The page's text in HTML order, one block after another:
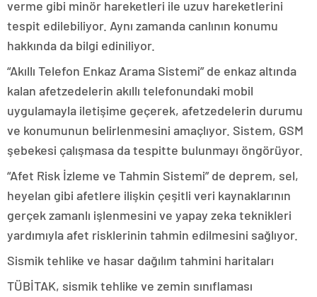
verme gibi minör hareketleri ile uzuv hareketlerini
tespit edilebiliyor. Aynı zamanda canlının konumu
hakkında da bilgi ediniliyor.
“Akıllı Telefon Enkaz Arama Sistemi” de enkaz altında
kalan afetzedelerin akıllı telefonundaki mobil
uygulamayla iletişime geçerek, afetzedelerin durumu
ve konumunun belirlenmesini amaçlıyor. Sistem, GSM
şebekesi çalışmasa da tespitte bulunmayı öngörüyor.
“Afet Risk İzleme ve Tahmin Sistemi” de deprem, sel,
heyelan gibi afetlere ilişkin çeşitli veri kaynaklarının
gerçek zamanlı işlenmesini ve yapay zeka teknikleri
yardımıyla afet risklerinin tahmin edilmesini sağlıyor.
Sismik tehlike ve hasar dağılım tahmini haritaları
TÜBİTAK, sismik tehlike ve zemin sınıflaması